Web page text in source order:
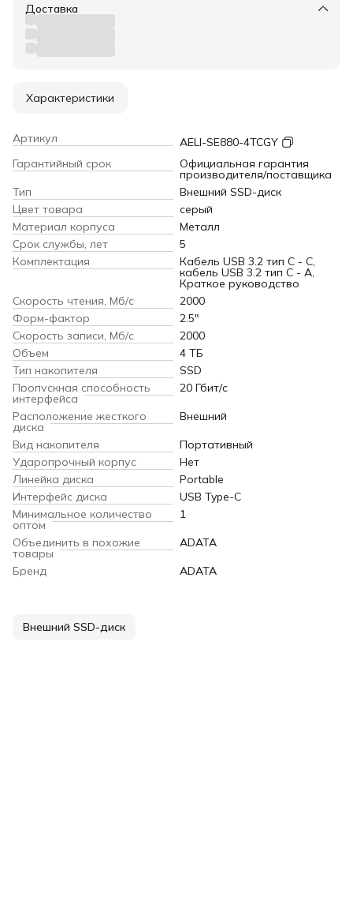
Доставка
Характеристики
Артикул
AELI-SE880-4TCGY
Гарантийный срок
Официальная гарантия
производителя/поставщика
Тип
Внешний SSD-диск
Цвет товара
серый
Материал корпуса
Металл
Срок службы, лет
5
Комплектация
Кабель USB 3.2 тип C - C,
кабель USB 3.2 тип C - A,
Краткое руководство
Скорость чтения, Мб/с
2000
Форм-фактор
2.5"
Скорость записи, Мб/с
2000
Объем
4 ТБ
Тип накопителя
SSD
Пропускная способность
интерфейса
20 Гбит/с
Расположение жесткого
диска
Внешний
Вид накопителя
Портативный
Ударопрочный корпус
Нет
Линейка диска
Portable
Интерфейс диска
USB Type-C
Минимальное количество
оптом
1
Объединить в похожие
товары
ADATA
Бренд
ADATA
Внешний SSD-диск